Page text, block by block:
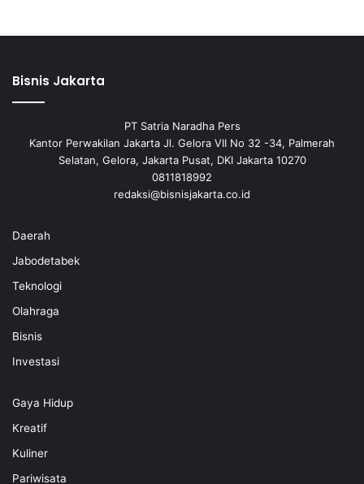
Bisnis Jakarta
PT Satria Naradha Pers
Kantor Perwakilan Jakarta Jl. Gelora VII No 32 -34, Palmerah
Selatan, Gelora, Jakarta Pusat, DKI Jakarta 10270
0811818992
redaksi@bisnisjakarta.co.id
Daerah
Jabodetabek
Teknologi
Olahraga
Bisnis
Investasi
Gaya Hidup
Kreatif
Kuliner
Pariwisata